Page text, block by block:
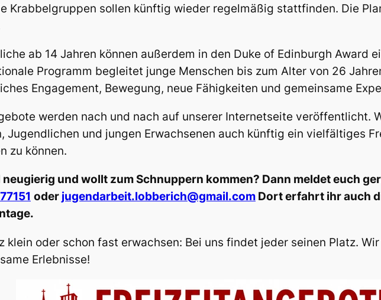
Krabbelgruppen sollen künftig wieder regelmäßig stattfinden. Die
ab 14 Jahren können außerdem in den Duke of Edinburgh Award
Programm begleitet junge Menschen bis zum Alter von 26
Engagement, Bewegung, neue Fähigkeiten und gemeinsame
werden nach und nach auf unserer Internetseite veröffentlicht.
Jugendlichen und jungen Erwachsenen auch künftig ein vielfältiges
zu können.
neugierig und wollt zum Schnuppern kommen? Dann meldet euch
oder jugendarbeit.lobberich@gmail.com Dort erfahrt ihr auch
klein oder schon fast erwachsen: Bei uns findet jeder seinen Platz.
Erlebnisse!